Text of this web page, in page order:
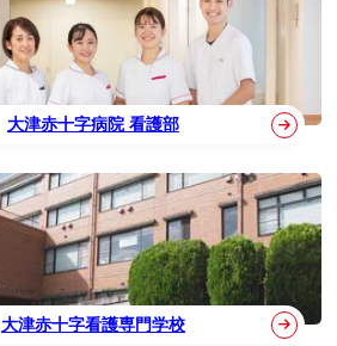
大津赤十字病院 看護部
大津赤十字看護専門学校